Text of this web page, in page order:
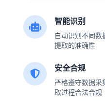
智能识别
自动识别不同
提取的准确性
安全合规
严格遵守数据采
取过程合法合规